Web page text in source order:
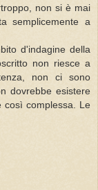
non si è mai
semplicemente a
d'indagine della
non riesce a
non ci sono
dovrebbe esistere
così complessa. Le